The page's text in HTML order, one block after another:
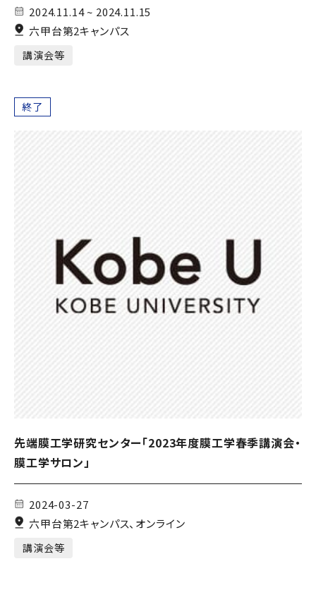
2024.11.14 ~ 2024.11.15
六甲台第2キャンパス
講演会等
終了
先端膜工学研究センター「2023年度膜工学春季講演会・
膜工学サロン」
2024-03-27
六甲台第2キャンパス、オンライン
講演会等